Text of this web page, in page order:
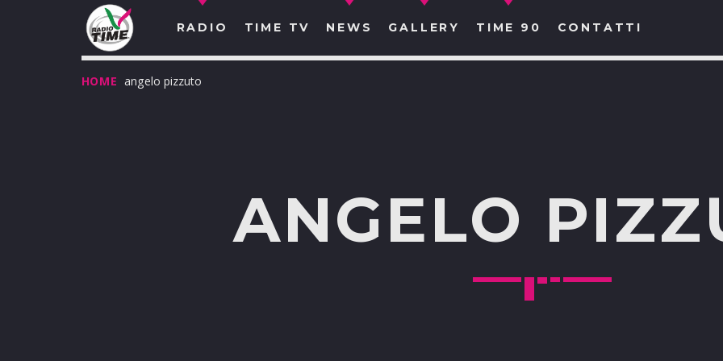
RADIO TIME TV NEWS GALLERY TIME 90 CONTATTI
HOME angelo pizzuto
ANGELO